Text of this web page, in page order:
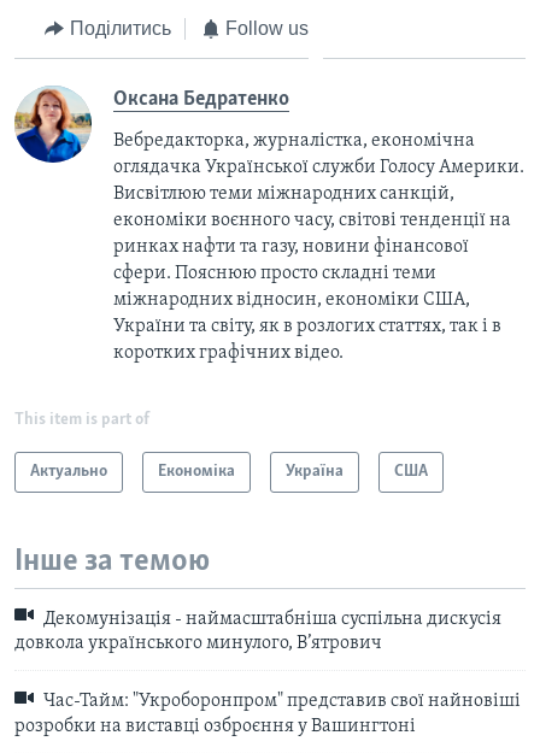
Поділитись Follow us
Оксана Бедратенко
Вебредакторка, журналістка, економічна
оглядачка Української служби Голосу Америки.
Висвітлюю теми міжнародних санкцій,
економіки воєнного часу, світові тенденції на
ринках нафти та газу, новини фінансової
сфери. Пояснюю просто складні теми
міжнародних відносин, економіки США,
України та світу, як в розлогих статтях, так і в
коротких графічних відео.
This item is part of
Актуально Економіка Україна США
Інше за темою
Декомунізація - наймасштабніша суспільна дискусія
довкола українського минулого, В’ятрович
Час-Тайм: "Укроборонпром" представив свої найновіші
розробки на виставці озброєння у Вашингтоні